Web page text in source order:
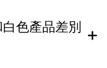
色產品差別